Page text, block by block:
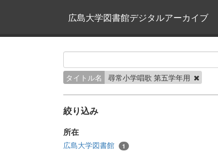
広島大学図書館デジタルアーカイブ
タイトル名 尋常小学唱歌 第五学年用
絞り込み
所在
広島大学図書館 1